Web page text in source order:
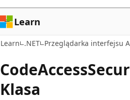
Learn
Learn .NET Przeglądarka interfejsu
CodeAccess
Klasa